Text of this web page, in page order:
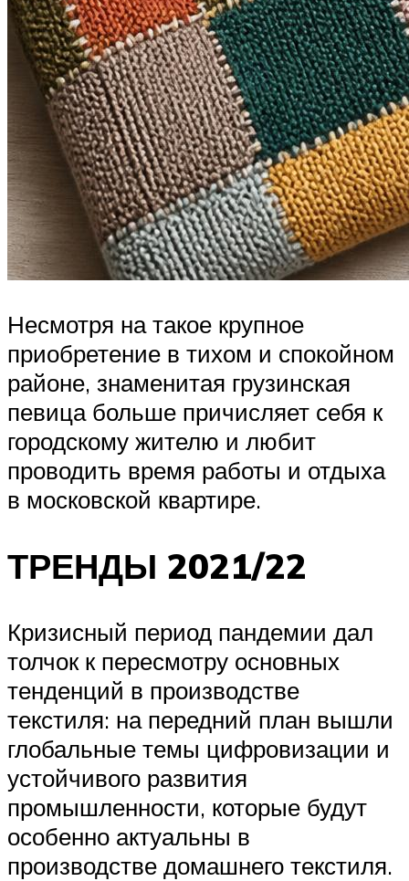
Несмотря на такое крупное
приобретение в тихом и спокойном
районе, знаменитая грузинская
певица больше причисляет себя к
городскому жителю и любит
проводить время работы и отдыха
в московской квартире.
ТРЕНДЫ 2021/22
Кризисный период пандемии дал
толчок к пересмотру основных
тенденций в производстве
текстиля: на передний план вышли
глобальные темы цифровизации и
устойчивого развития
промышленности, которые будут
особенно актуальны в
производстве домашнего текстиля.